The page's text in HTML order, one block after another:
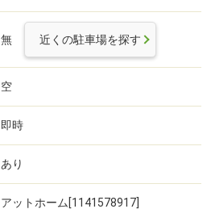
無 近くの駐車場を探す
空
即時
あり
アットホーム[1141578917]